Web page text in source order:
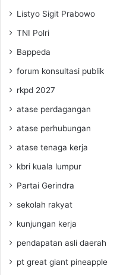
Listyo Sigit Prabowo
TNI Polri
Bappeda
forum konsultasi publik
rkpd 2027
atase perdagangan
atase perhubungan
atase tenaga kerja
kbri kuala lumpur
Partai Gerindra
sekolah rakyat
kunjungan kerja
pendapatan asli daerah
pt great giant pineapple